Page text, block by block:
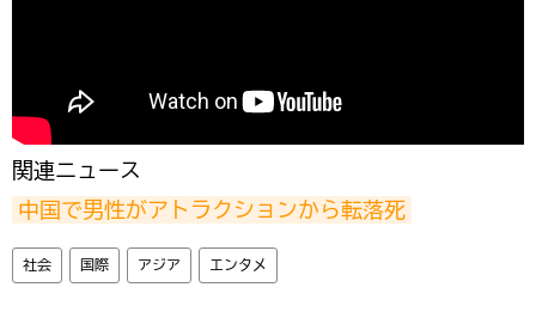
関連ニュース
中国で男性がアトラクションから転落死
社会 国際 アジア エンタメ